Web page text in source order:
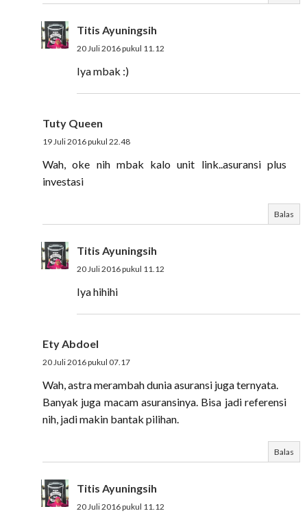
Titis Ayuningsih
20 Juli 2016 pukul 11.12
Iya mbak :)
Tuty Queen
19 Juli 2016 pukul 22.48
Wah, oke nih mbak kalo unit link..asuransi plus
investasi
Balas
Titis Ayuningsih
20 Juli 2016 pukul 11.12
Iya hihihi
Ety Abdoel
20 Juli 2016 pukul 07.17
Wah, astra merambah dunia asuransi juga ternyata.
Banyak juga macam asuransinya. Bisa jadi referensi
nih, jadi makin bantak pilihan.
Balas
Titis Ayuningsih
20 Juli 2016 pukul 11.12